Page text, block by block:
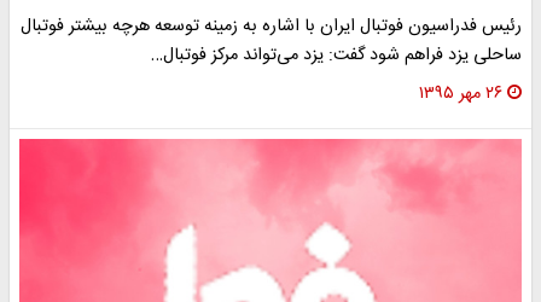
رئیس فدراسیون فوتبال ایران با اشاره به زمینه توسعه هرچه بیشتر فوتبال
ساحلی یزد فراهم شود گفت: یزد می‌تواند مرکز فوتبال…
۲۶ مهر ۱۳۹۵